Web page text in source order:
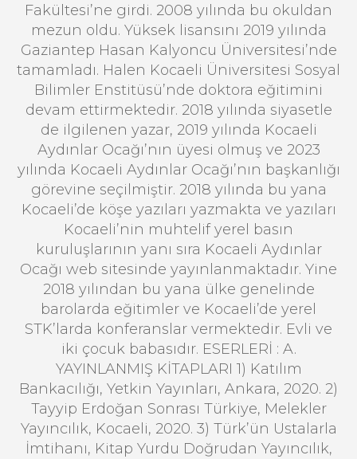
Fakültesi’ne girdi. 2008 yılında bu okuldan
mezun oldu. Yüksek lisansını 2019 yılında
Gaziantep Hasan Kalyoncu Üniversitesi’nde
tamamladı. Halen Kocaeli Üniversitesi Sosyal
Bilimler Enstitüsü’nde doktora eğitimini
devam ettirmektedir. 2018 yılında siyasetle
de ilgilenen yazar, 2019 yılında Kocaeli
Aydınlar Ocağı’nın üyesi olmuş ve 2023
yılında Kocaeli Aydınlar Ocağı’nın başkanlığı
görevine seçilmiştir. 2018 yılında bu yana
Kocaeli’de köşe yazıları yazmakta ve yazıları
Kocaeli’nin muhtelif yerel basın
kuruluşlarının yanı sıra Kocaeli Aydınlar
Ocağı web sitesinde yayınlanmaktadır. Yine
2018 yılından bu yana ülke genelinde
barolarda eğitimler ve Kocaeli’de yerel
STK’larda konferanslar vermektedir. Evli ve
iki çocuk babasıdır. ESERLERİ : A.
YAYINLANMIŞ KİTAPLARI 1) Katılım
Bankacılığı, Yetkin Yayınları, Ankara, 2020. 2)
Tayyip Erdoğan Sonrası Türkiye, Melekler
Yayıncılık, Kocaeli, 2020. 3) Türk’ün Ustalarla
İmtihanı, Kitap Yurdu Doğrudan Yayıncılık,